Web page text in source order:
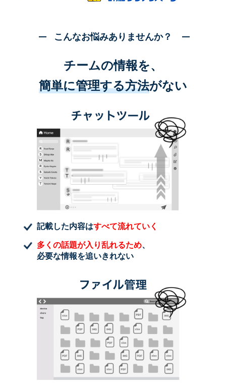
こんなお悩みありませんか？
チームの情報を、
簡単に管理する方法がない
記載した内容はすべて流れていく
多くの話題が入り乱れるため、
必要な情報を追いきれない